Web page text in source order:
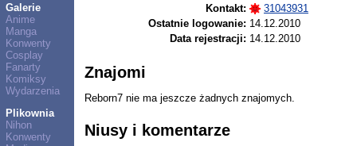
Galerie
Anime
Manga
Konwenty
Cosplay
Fanarty
Komiksy
Wydarzenia
Plikownia
Nihon
Konwenty
Kontakt:
31043931
Ostatnie logowanie: 14.12.2010
Data rejestracji: 14.12.2010
Znajomi
Reborn7 nie ma jeszcze żadnych znajomych.
Niusy i komentarze